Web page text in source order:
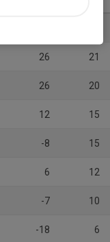
26 21
26 20
12 15
-8 15
6 12
-7 10
-18 6